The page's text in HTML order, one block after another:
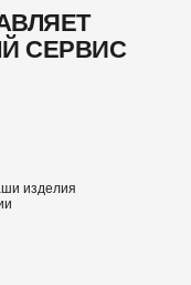
СЕРВИС
изделия